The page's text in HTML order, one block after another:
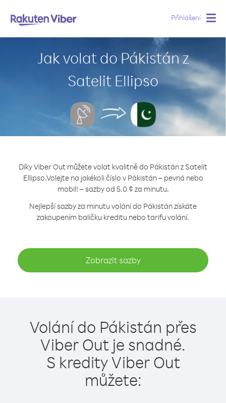
Přihlášení
Jak volat do Pákistán z
Satelit Ellipso
Díky Viber Out můžete volat kvalitně do Pákistán z Satelit
Ellipso.Volejte na jakékoli číslo v Pákistán – pevná nebo
mobil! – sazby od 5.0 ¢ za minutu.
Nejlepší sazby za minutu volání do Pákistán získáte
zakoupením balíčku kreditu nebo tarifu volání.
Zobrazit sazby
Volání do Pákistán přes
Viber Out je snadné.
S kredity Viber Out
můžete: